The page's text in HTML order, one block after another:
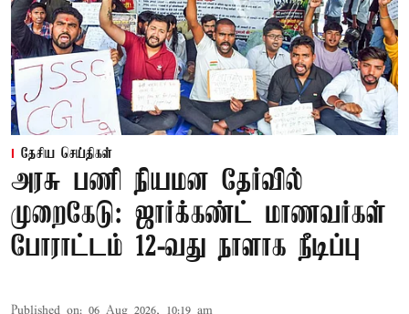
தேசிய செய்திகள்
அரசு பணி நியமன தேர்வில்
முறைகேடு: ஜார்க்கண்ட் மாணவர்கள்
போராட்டம் 12-வது நாளாக நீடிப்பு